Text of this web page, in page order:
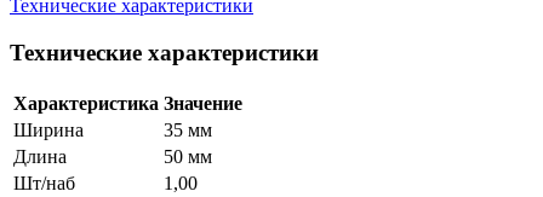
Технические характеристики
Технические характеристики
Характеристика Значение
Ширина
35 мм
Длина
50 мм
Шт/наб
1,00